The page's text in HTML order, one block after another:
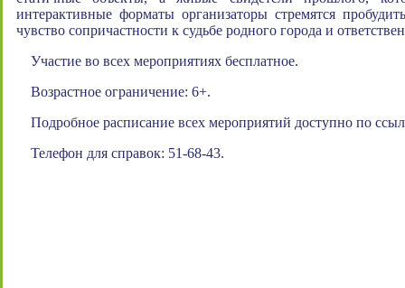
интерактивные форматы организаторы стремятся
чувство сопричастности к судьбе родного города и
Участие во всех мероприятиях бесплатное.
Возрастное ограничение: 6+.
Подробное расписание всех мероприятий доступно по
Телефон для справок: 51-68-43.